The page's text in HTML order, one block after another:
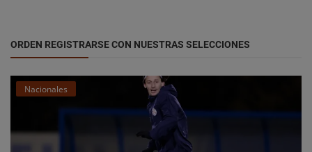
ORDEN REGISTRARSE CON NUESTRAS SELECCIONES
Nacionales